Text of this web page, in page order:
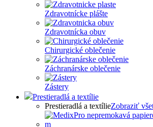
Zdravotnícke plášte
Zdravotnícka obuv
Chirurgické oblečenie
Záchranárske oblečenie
Zástery
Prestieradlá a textílie
Prestieradlá a textílieZobraziť